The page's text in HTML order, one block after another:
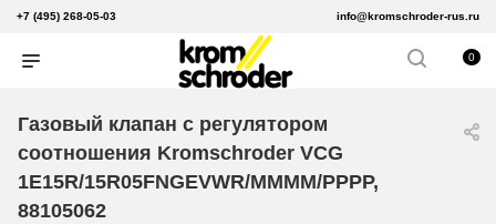
+7 (495) 268-05-03 info@kromschroder-rus.ru
0
Газовый клапан с регулятором
соотношения Kromschroder VCG
1E15R/15R05FNGEVWR/MMMM/PPPP,
88105062